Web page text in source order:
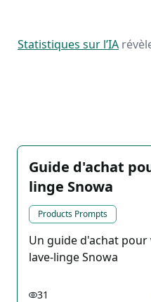
Statistiques sur l’IA
Guide d'achat
linge Snowa
Products Prompts
Un guide d'achat
lave-linge Snowa
31